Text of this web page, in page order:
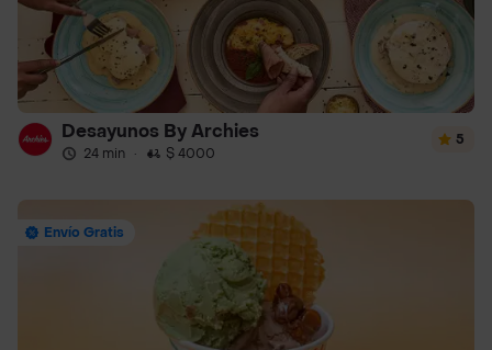
Desayunos By Archies
24 min · $ 4000
5
Envío Gratis